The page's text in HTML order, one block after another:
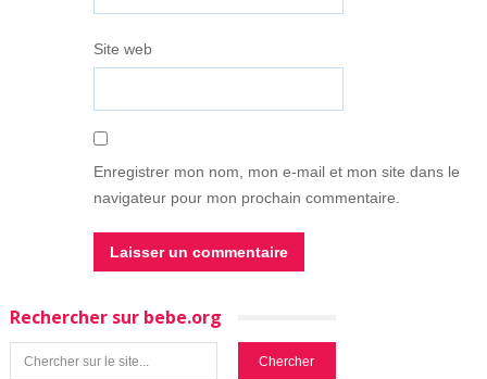
Site web
Enregistrer mon nom, mon e-mail et mon site dans le
navigateur pour mon prochain commentaire.
Rechercher sur bebe.org